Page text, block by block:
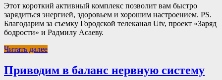
Этот короткий активный комплекс позволит вам быстро
зарядиться энергией, здоровьем и хорошим настроением. PS.
Благодарим за съемку Городской телеканал Utv, проект «Заряд
бодрости» и Радмилу Асаеву.
Читать далее
Приводим в баланс нервную систему